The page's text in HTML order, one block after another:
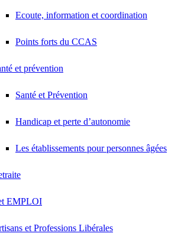
Ecoute, information et coordination
Points forts du CCAS
et prévention
Santé et Prévention
Handicap et perte d’autonomie
Les établissements pour personnes âgées
EMPLOI
et Professions Libérales